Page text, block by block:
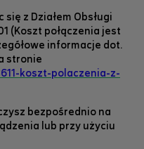
z Działem Obsługi
(Koszt połączenia jest
informacje dot.
stronie
koszt-polaczenia-z-
bezpośrednio na
lub przy użyciu